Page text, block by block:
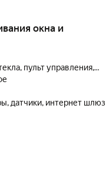
окна и
пульт управления,
датчики, интернет шлюз